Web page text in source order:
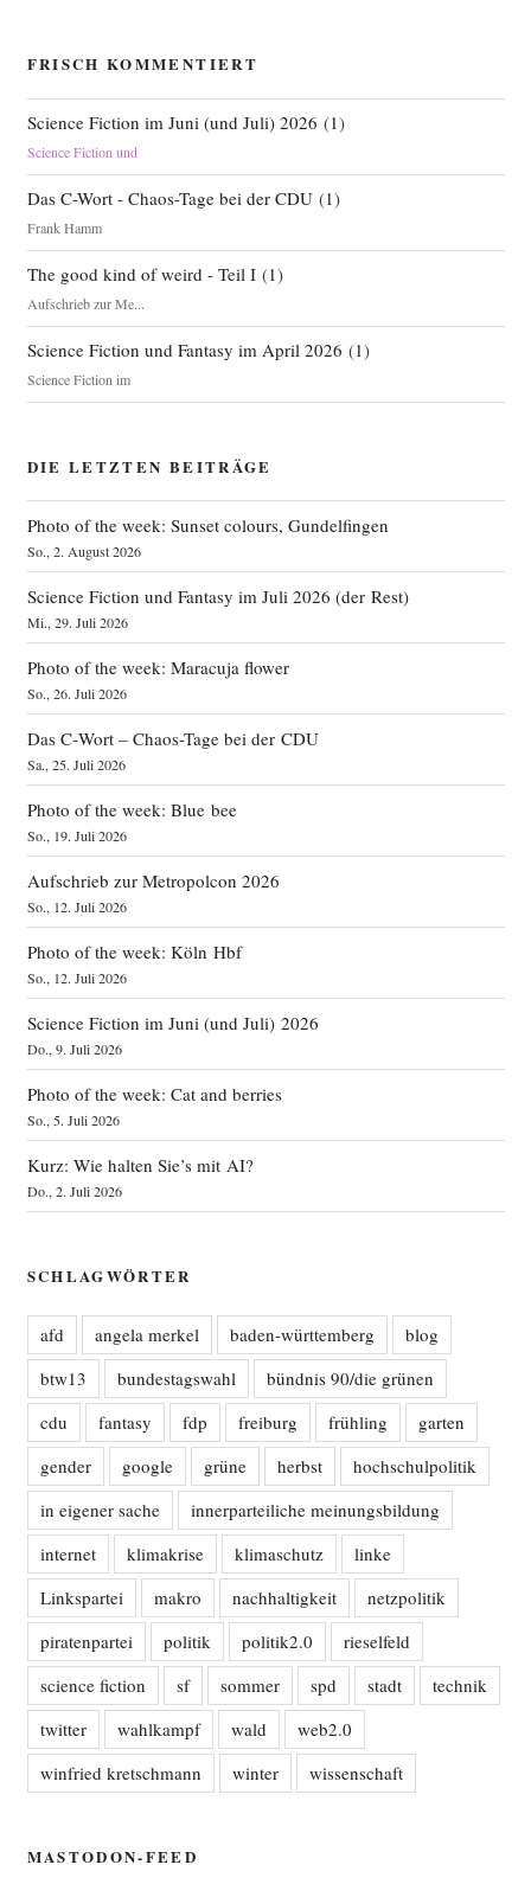
FRISCH KOMMENTIERT
Science Fiction im Juni (und Juli) 2026 (1)
Science Fiction und
Das C-Wort - Chaos-Tage bei der CDU(1)
Frank Hamm
The good kind of weird - Teil I(1)
Aufschrieb zur Me...
Science Fiction und Fantasy im April 2026 (1)
Science Fiction im
DIE LETZTEN BEITRÄGE
Photo of the week: Sunset colours, Gundelfingen
So., 2. August 2026
Science Fiction und Fantasy im Juli 2026 (der Rest)
Mi., 29. Juli 2026
Photo of the week: Maracuja flower
So., 26. Juli 2026
Das C‑Wort – Chaos-Tage bei der CDU
Sa., 25. Juli 2026
Photo of the week: Blue bee
So., 19. Juli 2026
Aufschrieb zur Metropolcon 2026
So., 12. Juli 2026
Photo of the week: Köln Hbf
So., 12. Juli 2026
Science Fiction im Juni (und Juli) 2026
Do., 9. Juli 2026
Photo of the week: Cat and berries
So., 5. Juli 2026
Kurz: Wie halten Sie’s mit AI?
Do., 2. Juli 2026
SCHLAGWÖRTER
afd angela merkel baden-württemberg
blog
btw13
bundestagswahl
bündnis 90/die grünen
cdu
fantasy fdp freiburg frühling
garten
gender
google grüne herbst
hochschulpolitik
in eigener sache
innerparteiliche meinungsbildung
internet
klimakrise klimaschutz
linke
Linkspartei
makro nachhaltigkeit
netzpolitik
piratenpartei
politik politik2.0
rieselfeld
science fiction
sf sommer spd stadt
technik
twitter
wahlkampf wald
web2.0
winfried kretschmann
winter wissenschaft
MASTODON-FEED